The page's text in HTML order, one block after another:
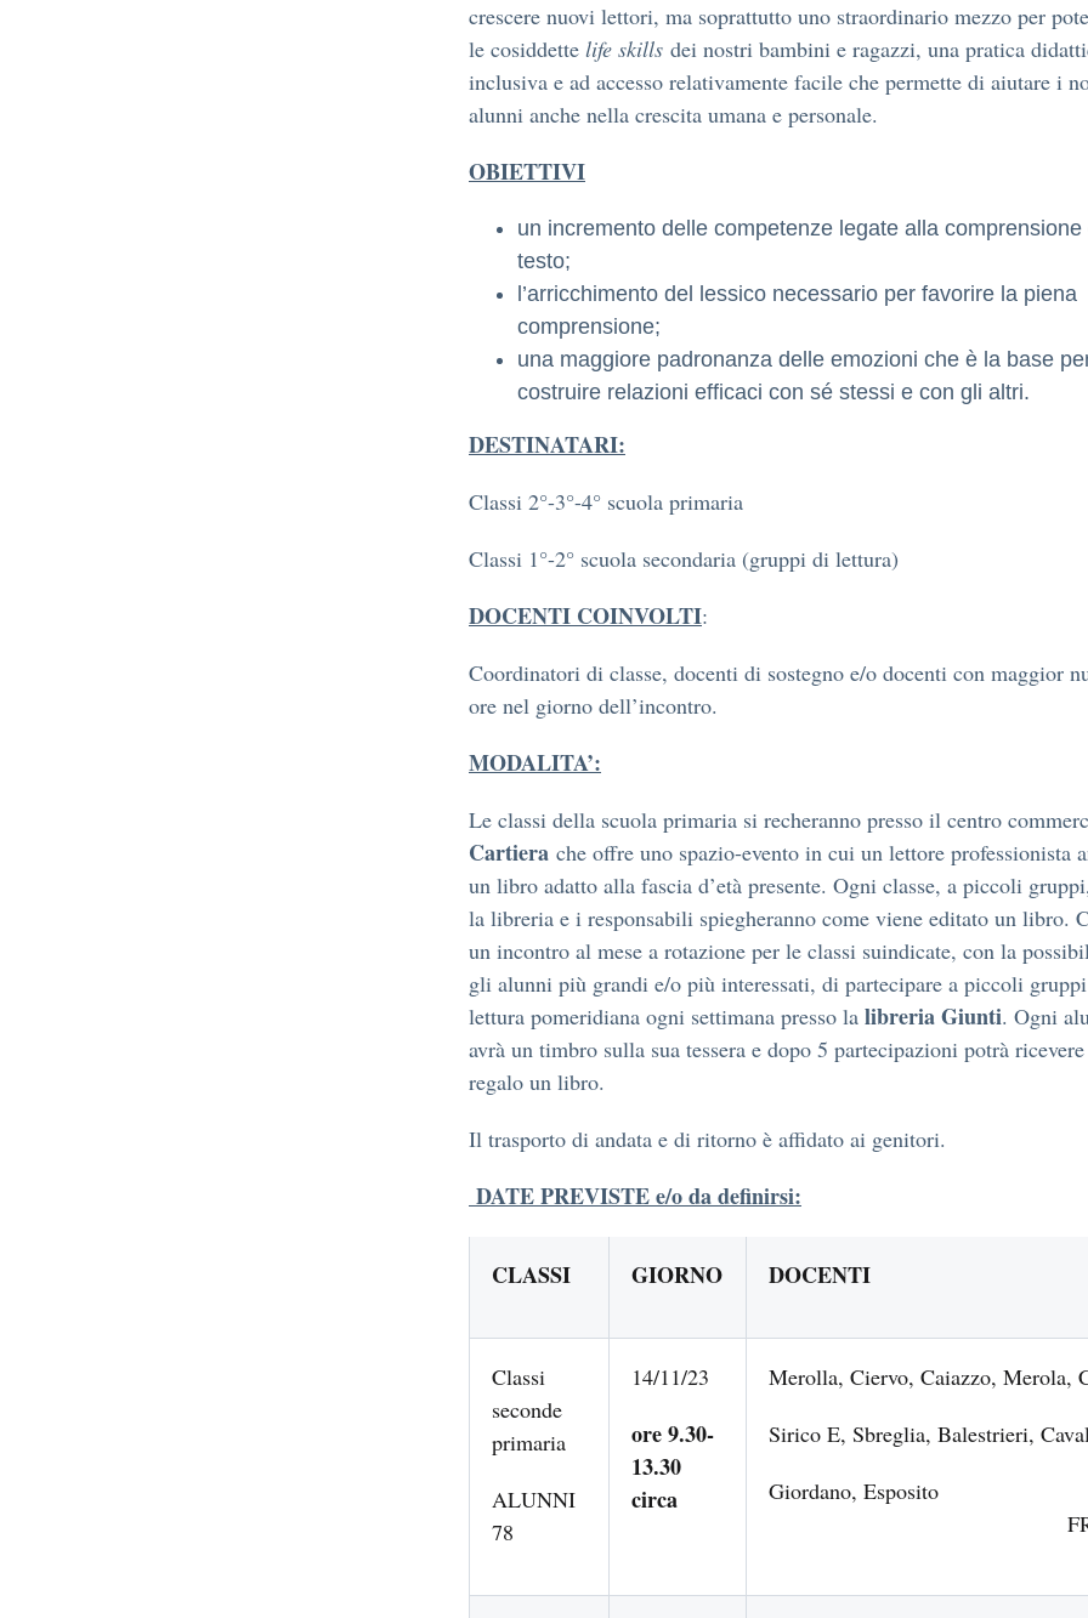
crescere nuovi lettori, ma soprattutto uno straordinario mezzo per
le cosiddette life skills dei nostri bambini e ragazzi, una pratica
inclusiva e ad accesso relativamente facile che permette di aiutare i
alunni anche nella crescita umana e personale.
OBIETTIVI
un incremento delle competenze legate alla comprensione
testo;
l’arricchimento del lessico necessario per favorire la piena
comprensione;
una maggiore padronanza delle emozioni che è la base
costruire relazioni efficaci con sé stessi e con gli altri.
DESTINATARI:
Classi 2°-3°-4° scuola primaria
Classi 1°-2° scuola secondaria (gruppi di lettura)
DOCENTI COINVOLTI:
Coordinatori di classe, docenti di sostegno e/o docenti con maggior
ore nel giorno dell’incontro.
MODALITA’:
Le classi della scuola primaria si recheranno presso il centro
Cartiera che offre uno spazio-evento in cui un lettore professionista
un libro adatto alla fascia d’età presente. Ogni classe, a piccoli
la libreria e i responsabili spiegheranno come viene editato un libro.
un incontro al mese a rotazione per le classi suindicate, con la
gli alunni più grandi e/o più interessati, di partecipare a piccoli
lettura pomeridiana ogni settimana presso la libreria Giunti. Ogni
avrà un timbro sulla sua tessera e dopo 5 partecipazioni potrà
regalo un libro.
Il trasporto di andata e di ritorno è affidato ai genitori.
DATE PREVISTE e/o da definirsi:
CLASSI GIORNO DOCENTI
Classi
seconde
primaria
ALUNNI
78
14/11/23
ore 9.30-
13.30
circa
Merolla, Ciervo, Caiazzo,
Sirico E, Sbreglia, Balestrieri,
Giordano, Esposito